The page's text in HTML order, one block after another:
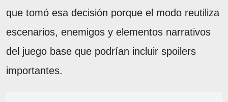
que tomó esa decisión porque el modo reutiliza
escenarios, enemigos y elementos narrativos
del juego base que podrían incluir spoilers
importantes.